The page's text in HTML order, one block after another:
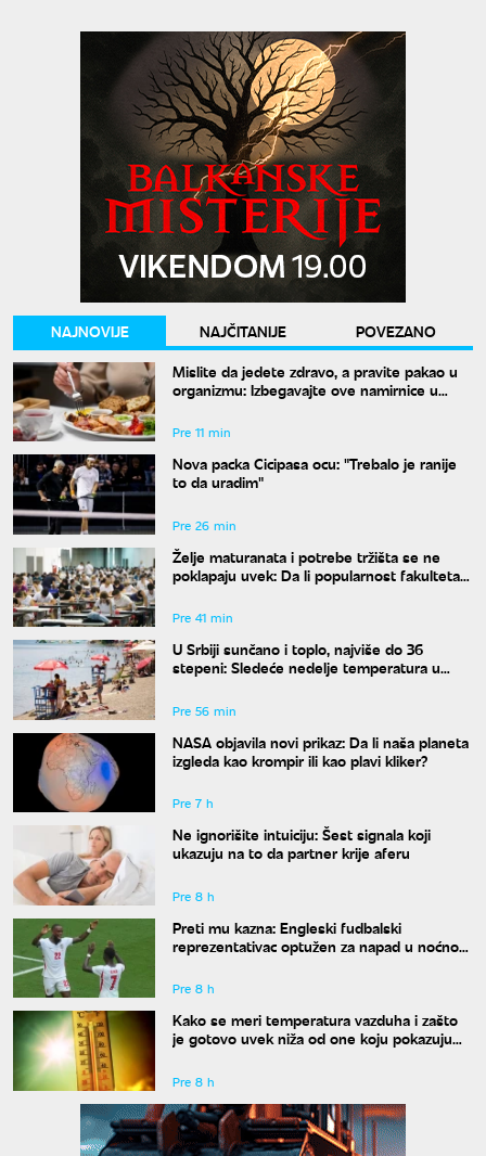
NAJNOVIJE NAJČITANIJE
POVEZANO
Mislite da jedete zdravo, a pravite pakao u
organizmu: Izbegavajte ove namirnice u
nestabilan
Pre 11 min
Nova packa Cicipasa ocu: "Trebalo je ranije
to da uradim"
Pre 26 min
Želje maturanata i potrebe tržišta se ne
poklapaju uvek: Da li popularnost fakulteta
Pre 41 min
U Srbiji sunčano i toplo, najviše do 36
stepeni: Sledeće nedelje temperatura u
Pre 56 min
NASA objavila novi prikaz: Da li naša planeta
izgleda kao krompir ili kao plavi kliker?
Pre 7 h
Ne ignorišite intuiciju: Šest signala koji
ukazuju na to da partner krije aferu
Pre 8 h
Preti mu kazna: Engleski fudbalski
reprezentativac optužen za napad u noćnom
Pre 8 h
Kako se meri temperatura vazduha i zašto
je gotovo uvek niža od one koju pokazuju
Pre 8 h